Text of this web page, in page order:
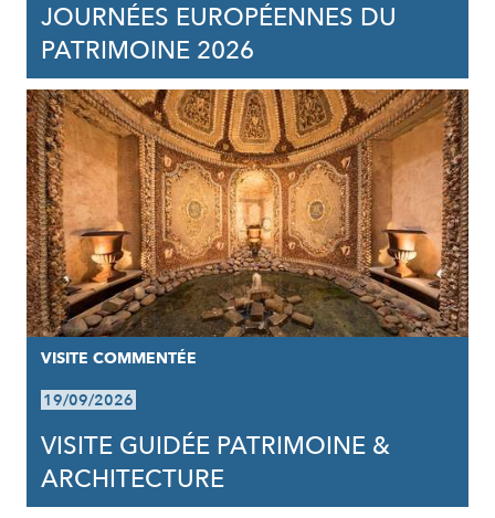
JOURNÉES EUROPÉENNES DU
PATRIMOINE 2026
VISITE COMMENTÉE
19/09/2026
VISITE GUIDÉE PATRIMOINE &
ARCHITECTURE